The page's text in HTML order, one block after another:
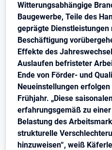
Witterungsabhängige
Baugewerbe, Teile des
geprägte
Beschäftigung
Effekte des
Auslaufen befristeter
Ende von Förder- und
Neueinstellungen
Frühjahr. „Diese
erfahrungsgemäß zu
Belastung des
strukturelle
hinzuweisen“, weiß